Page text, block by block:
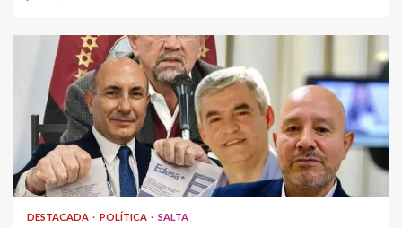
DESTACADA POLÍTICA SALTA